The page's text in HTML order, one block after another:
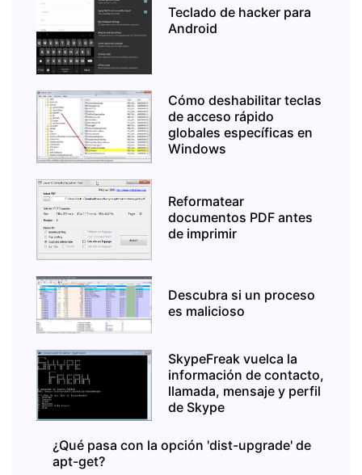
Teclado de hacker para
Android
Cómo deshabilitar teclas
de acceso rápido
globales específicas en
Windows
Reformatear
documentos PDF antes
de imprimir
Descubra si un proceso
es malicioso
SkypeFreak vuelca la
información de contacto,
llamada, mensaje y perfil
de Skype
¿Qué pasa con la opción 'dist-upgrade' de
apt-get?